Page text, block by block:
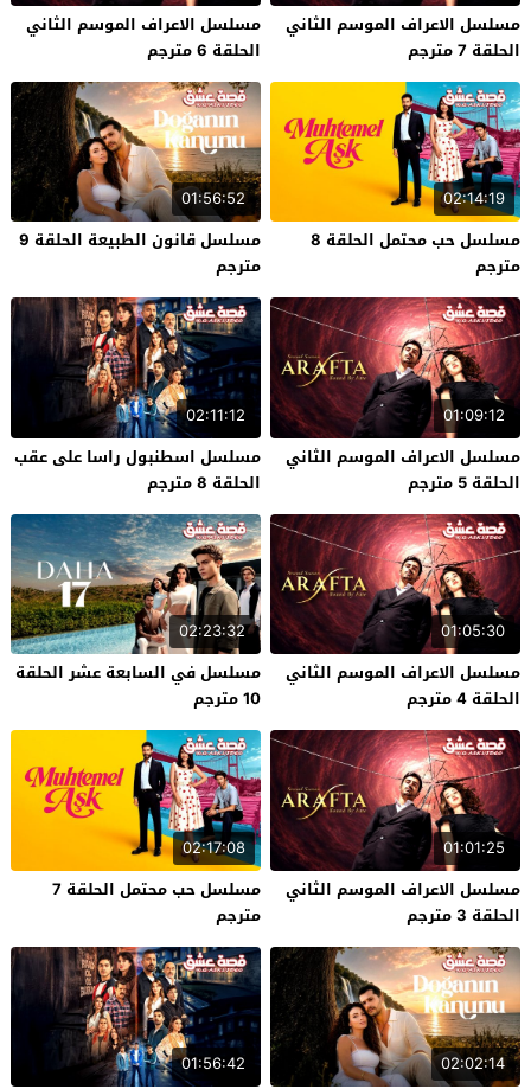
مسلسل الاعراف الموسم الثاني
الحلقة 7 مترجم
مسلسل الاعراف الموسم الثاني
الحلقة 6 مترجم
02:14:19
مسلسل حب محتمل الحلقة 8
مترجم
01:56:52
مسلسل قانون الطبيعة الحلقة 9
مترجم
01:09:12
مسلسل الاعراف الموسم الثاني
الحلقة 5 مترجم
02:11:12
مسلسل اسطنبول راسا على عقب
الحلقة 8 مترجم
01:05:30
مسلسل الاعراف الموسم الثاني
الحلقة 4 مترجم
02:23:32
مسلسل في السابعة عشر الحلقة
10 مترجم
01:01:25
مسلسل الاعراف الموسم الثاني
الحلقة 3 مترجم
02:17:08
مسلسل حب محتمل الحلقة 7
مترجم
02:02:14
01:56:42